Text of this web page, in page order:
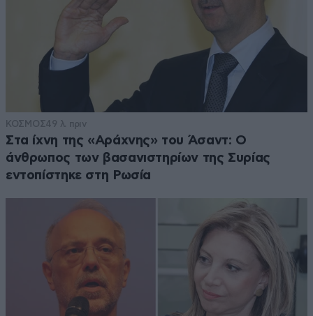
ΚΟΣΜΟΣ49 λ. πριν
Στα ίχνη της «Αράχνης» του Άσαντ: Ο
άνθρωπος των βασανιστηρίων της Συρίας
εντοπίστηκε στη Ρωσία